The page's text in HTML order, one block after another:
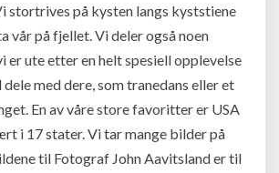
stortrives på kysten langs kyststiene
vår på fjellet. Vi deler også noen
er ute etter en helt spesiell opplevelse
med dere, som tranedans eller et
En av våre store favoritter er USA
i 17 stater. Vi tar mange bilder på
til Fotograf John Aavitsland er til